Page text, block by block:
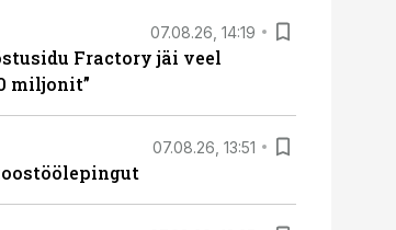
07.08.26, 14:19
Fractory jäi veel
miljonit”
07.08.26, 13:51